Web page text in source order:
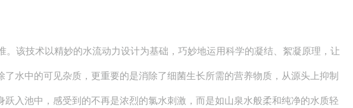
该技术以精妙的水流动力设计为基础，巧妙地运用科学的凝结、絮凝原理，让
水中的可见杂质，更重要的是消除了细菌生长所需的营养物质，从源头上抑制
入池中，感受到的不再是浓烈的氯水刺激，而是如山泉水般柔和纯净的水质轻